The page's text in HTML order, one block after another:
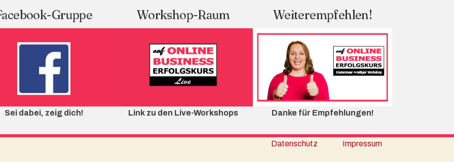
Gruppe
Sei dabei, zeig dich!
Workshop-Raum
Link zu den Live-Workshops
Weiterempfehlen!
Danke für Empfehlungen!
Datenschutz Impressum